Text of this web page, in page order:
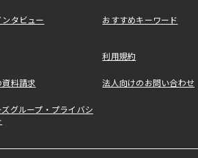
ンタビュー おすすめキーワード
利用規約
料請求 法人向けのお問い合わせ
ズグループ・プライバシ